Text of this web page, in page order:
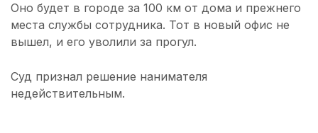
Оно будет в городе за 100 км от дома и прежнего
места службы сотрудника. Тот в новый офис не
вышел, и его уволили за прогул.
Суд признал решение нанимателя
недействительным.